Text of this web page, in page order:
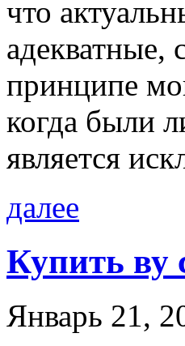
что
адекватные,
принципе
когда были
является
далее
Купить ву
Январь 21,